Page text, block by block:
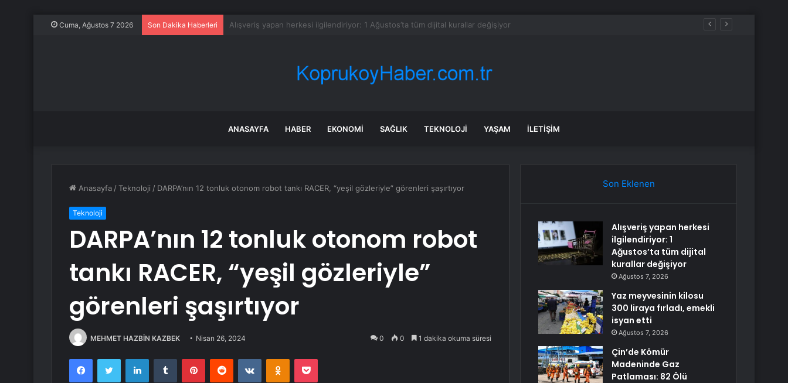
Cuma, Ağustos 7 2026 Son Dakika Haberleri Yaz meyvesinin kilosu 300 liraya fırladı, emekli isyan etti
ANASAYFA HABER EKONOMI SAĞLIK TEKNOLOJI YAŞAM İLETIŞIM
Anasayfa /Teknoloji / DARPA’nın 12 tonluk otonom robot tankı RACER, “yeşil gözleriyle” görenleri şaşırtıyor
Teknoloji
DARPA’nın 12 tonluk otonom robot
tankı RACER, “yeşil gözleriyle”
görenleri şaşırtıyor
MEHMET HAZBİN KAZBEK Nisan 26, 2024 0 0 1 dakika okuma süresi
FacebookTwitter LinkedInTumblr PinterestReddit VKontakteOdnoklassniki
Pocket
Son Eklenen
Alışveriş yapan herkesi
ilgilendiriyor: 1
Ağustos’ta tüm dijital
kurallar değişiyor
Ağustos 7, 2026
Yaz meyvesinin kilosu
300 liraya fırladı, emekli
isyan etti
Ağustos 7, 2026
Çin’de Kömür
Madeninde Gaz
Patlaması: 82 Ölü